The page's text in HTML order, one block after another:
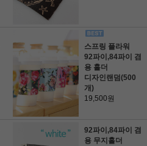
스프링 플라워
92파이,84파이 겸
용 홀더
디자인랜덤(500
개)
19,500원
92파이,84파이 겸
용 무지홀더